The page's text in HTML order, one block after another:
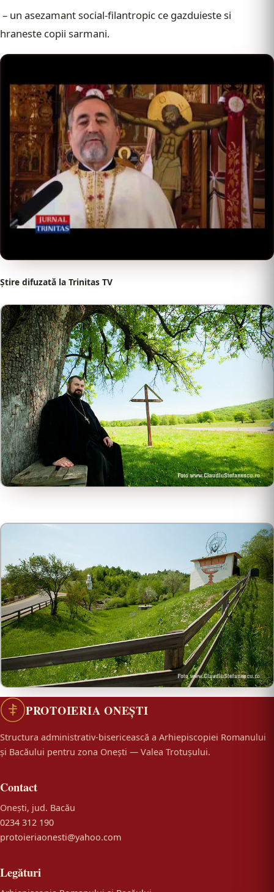
– un asezamant social-filantropic ce gazduieste si
hraneste copii sarmani.
Ştire difuzată la Trinitas TV
PROTOIERIA ONEȘTI
Structura administrativ-bisericească a Arhiepiscopiei Romanului
și Bacăului pentru zona Onești — Valea Trotușului.
Contact
Onești, jud. Bacău
0234 312 190
protoieriaonesti@yahoo.com
Legături